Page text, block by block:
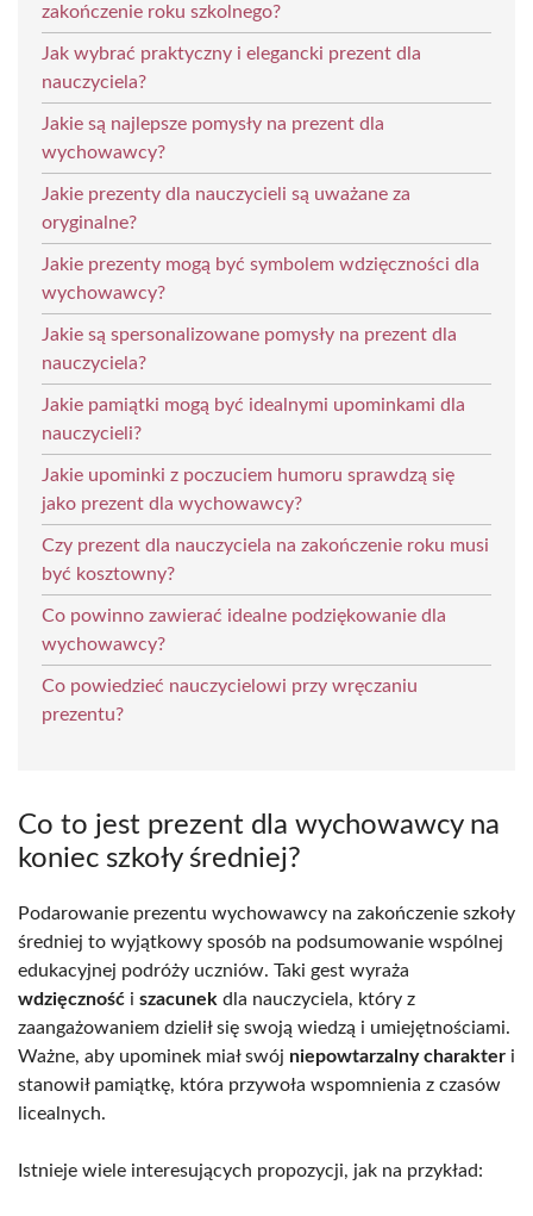
zakończenie roku szkolnego?
Jak wybrać praktyczny i elegancki prezent dla
nauczyciela?
Jakie są najlepsze pomysły na prezent dla
wychowawcy?
Jakie prezenty dla nauczycieli są uważane za
oryginalne?
Jakie prezenty mogą być symbolem wdzięczności dla
wychowawcy?
Jakie są spersonalizowane pomysły na prezent dla
nauczyciela?
Jakie pamiątki mogą być idealnymi upominkami dla
nauczycieli?
Jakie upominki z poczuciem humoru sprawdzą się
jako prezent dla wychowawcy?
Czy prezent dla nauczyciela na zakończenie roku musi
być kosztowny?
Co powinno zawierać idealne podziękowanie dla
wychowawcy?
Co powiedzieć nauczycielowi przy wręczaniu
prezentu?
Co to jest prezent dla wychowawcy na
koniec szkoły średniej?
Podarowanie prezentu wychowawcy na zakończenie szkoły
średniej to wyjątkowy sposób na podsumowanie wspólnej
edukacyjnej podróży uczniów. Taki gest wyraża
wdzięczność i szacunek dla nauczyciela, który z
zaangażowaniem dzielił się swoją wiedzą i umiejętnościami.
Ważne, aby upominek miał swój niepowtarzalny charakter i
stanowił pamiątkę, która przywoła wspomnienia z czasów
licealnych.
Istnieje wiele interesujących propozycji, jak na przykład: